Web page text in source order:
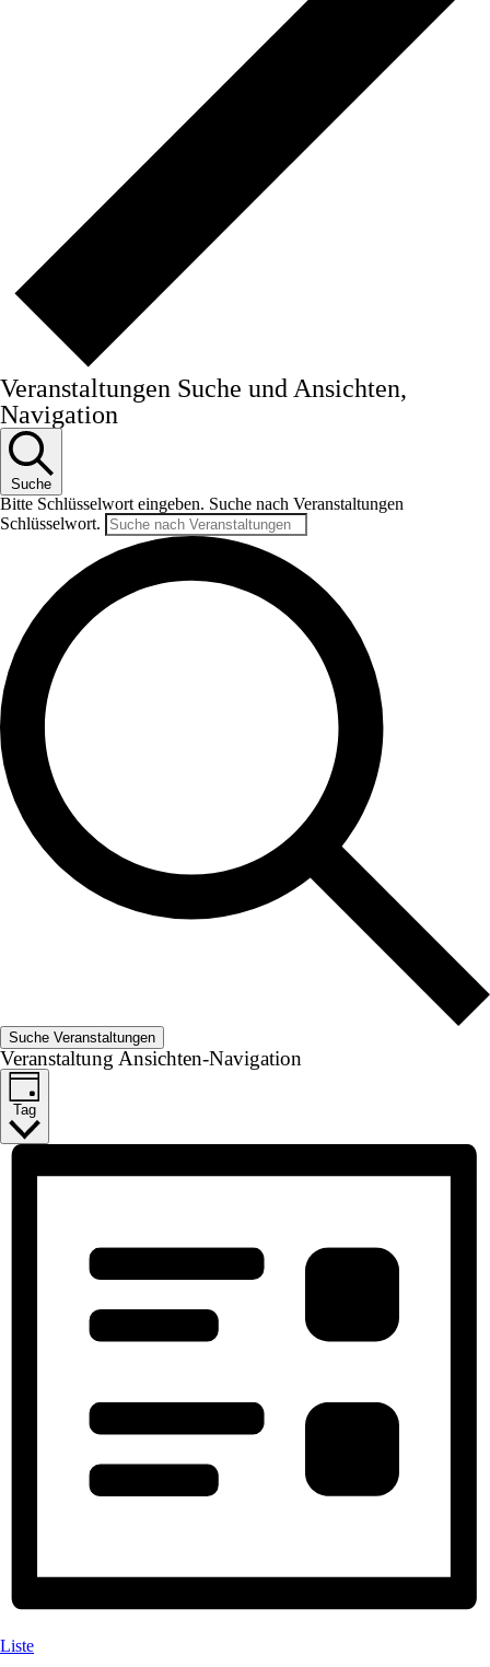
Veranstaltungen Suche und Ansichten,
Navigation
Suche
Bitte Schlüsselwort eingeben. Suche nach Veranstaltungen
Schlüsselwort.
Suche Veranstaltungen
Veranstaltung Ansichten-Navigation
Tag
Liste